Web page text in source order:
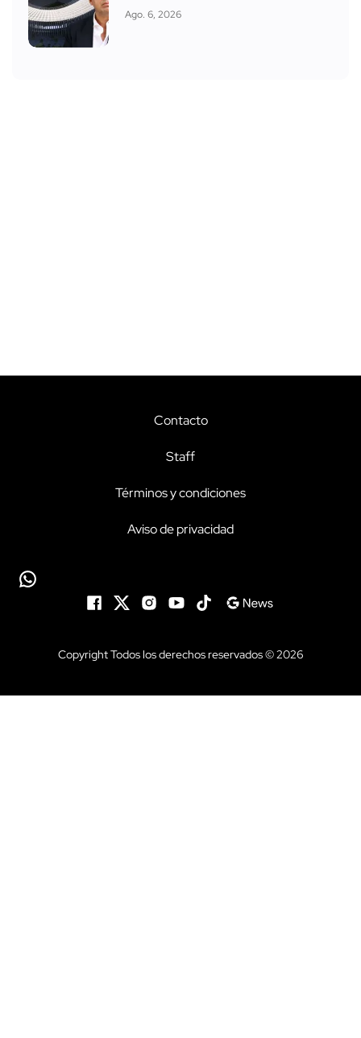
Ago. 6, 2026
Contacto
Staff
Términos y condiciones
Aviso de privacidad
Copyright Todos los derechos reservados © 2026